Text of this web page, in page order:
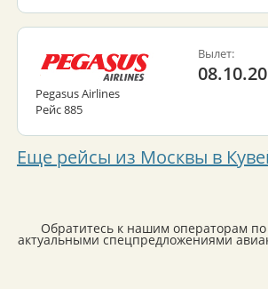
Pegasus Airlines
Рейс 885
Вылет:
Еще рейсы из Москвы в
Обратитесь к нашим операторам
актуальными спецпредложениями